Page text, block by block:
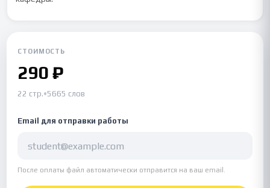
СТОИМОСТЬ
290 ₽
22 стр.•5665 слов
Email для отправки работы
После оплаты файл автоматически отправится на ваш email.